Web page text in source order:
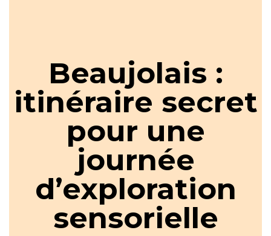
Beaujolais :
itinéraire secret
pour une
journée
d’exploration
sensorielle